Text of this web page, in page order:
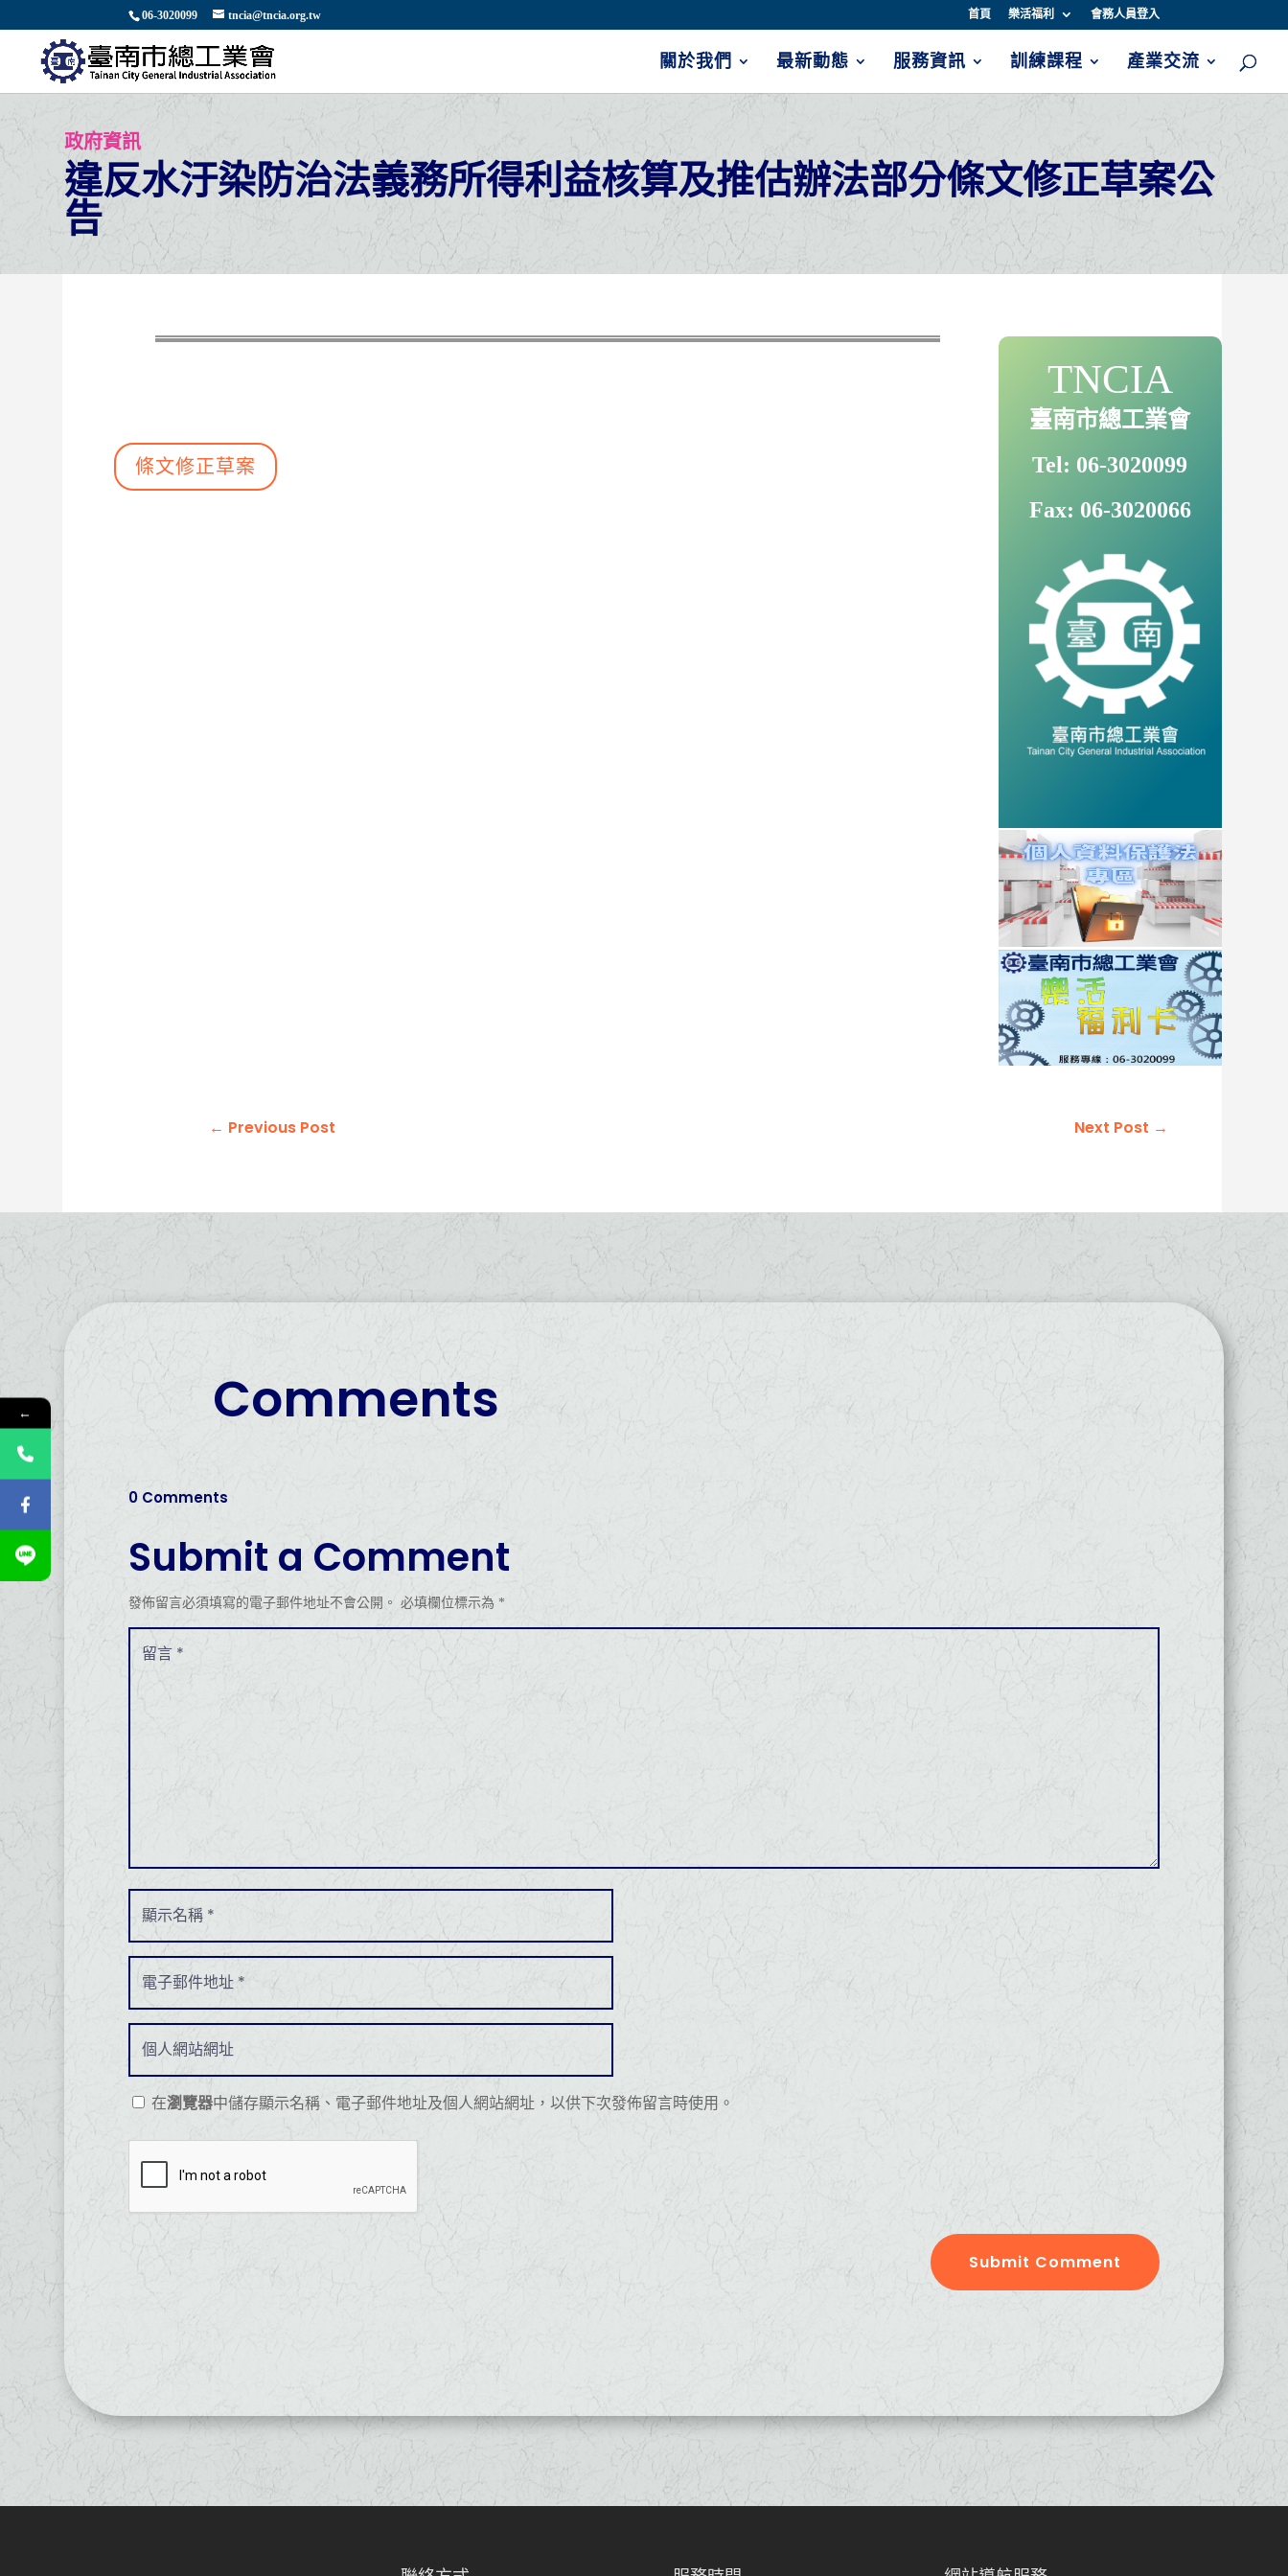
06-3020099 tncia@tncia.org.tw 首頁 樂活福利 會務人員登入
關於我們 最新動態 服務資訊 訓練課程 產業交流
政府資訊
違反水汙染防治法義務所得利益核算及推估辦法部分條文修正草案公
告
條文修正草案
TNCIA
臺南市總工業會
Tel: 06-3020099
Fax: 06-3020066
← Previous Post Next Post →
Comments
0 Comments
Submit a Comment
發佈留言必須填寫的電子郵件地址不會公開。 必填欄位標示為 *
在瀏覽器中儲存顯示名稱、電子郵件地址及個人網站網址，以供下次發佈留言時使用。
Submit Comment
←